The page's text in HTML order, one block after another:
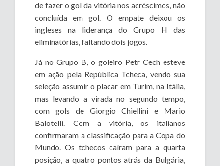
de fazer o gol da vitória nos acréscimos, não
concluída em gol. O empate deixou os
ingleses na liderança do Grupo H das
eliminatórias, faltando dois jogos.
Já no Grupo B, o goleiro Petr Cech esteve
em ação pela República Tcheca, vendo sua
seleção assumir o placar em Turim, na Itália,
mas levando a virada no segundo tempo,
com gols de Giorgio Chiellini e Mario
Balotelli. Com a vitória, os italianos
confirmaram a classificação para a Copa do
Mundo. Os tchecos caíram para a quarta
posição, a quatro pontos atrás da Bulgária,